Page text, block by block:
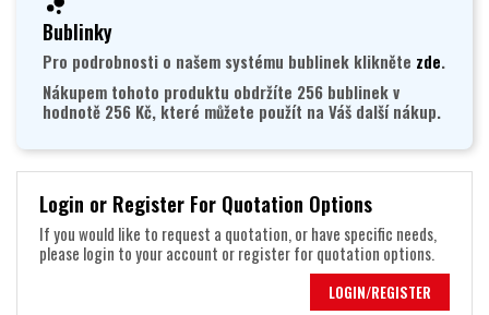
Bublinky
Pro podrobnosti o našem systému bublinek klikněte zde.
Nákupem tohoto produktu obdržíte 256 bublinek v
hodnotě 256 Kč, které můžete použít na Váš další nákup.
Login or Register For Quotation Options
If you would like to request a quotation, or have specific needs,
please login to your account or register for quotation options.
LOGIN/REGISTER